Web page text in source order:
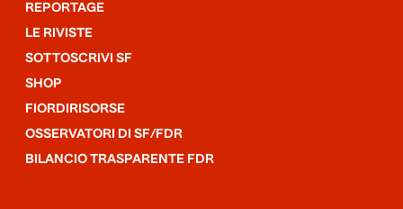
REPORTAGE
LE RIVISTE
SOTTOSCRIVI SF
SHOP
FIORDIRISORSE
OSSERVATORI DI SF/FDR
BILANCIO TRASPARENTE FDR